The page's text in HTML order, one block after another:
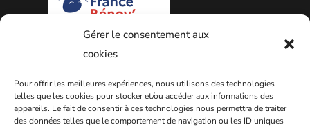
Gérer le consentement aux
cookies
Pour offrir les meilleures expériences, nous utilisons des technologies
telles que les cookies pour stocker et/ou accéder aux informations des
appareils. Le fait de consentir à ces technologies nous permettra de traiter
des données telles que le comportement de navigation ou les ID uniques
PLAN DE LA VILLE